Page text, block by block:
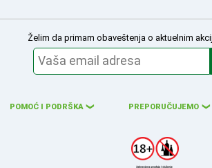
Želim da primam obaveštenja o aktuelnim
POMOĆ I PODRŠKA ❮ PREPORUČUJEMO ❮